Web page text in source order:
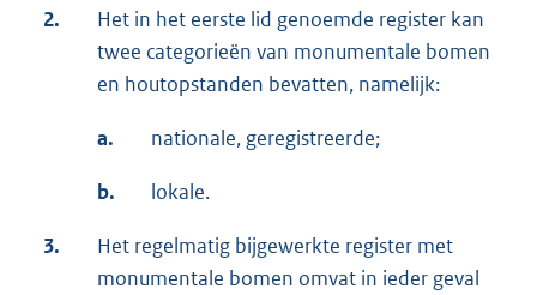
2.
Het in het eerste lid genoemde register kan
twee categorieën van monumentale bomen
en houtopstanden bevatten, namelijk:
a. nationale, geregistreerde;
b. lokale.
3.
Het regelmatig bijgewerkte register met
monumentale bomen omvat in ieder geval